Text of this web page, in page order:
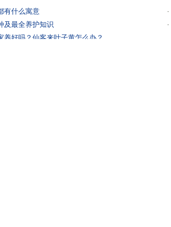
有什么寓意 ·
及最全养护知识 ·
养好吗？仙客来叶子黄怎么办？